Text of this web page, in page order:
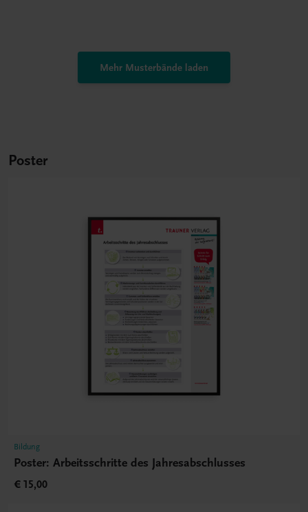
Mehr Musterbände laden
Poster
Bildung
Poster: Arbeitsschritte des Jahresabschlusses
€ 15,00